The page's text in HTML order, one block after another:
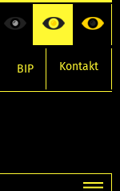
BIP Kontakt